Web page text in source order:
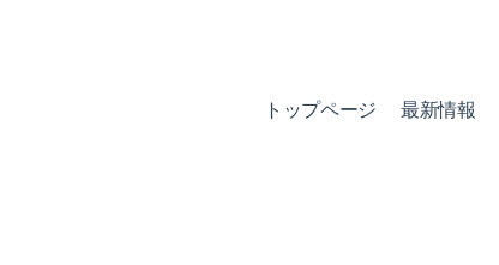
トップページ 最新情報